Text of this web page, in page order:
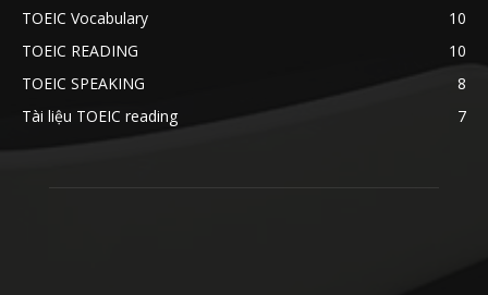
TOEIC Vocabulary
10
TOEIC READING
10
TOEIC SPEAKING
8
Tài liệu TOEIC reading
7